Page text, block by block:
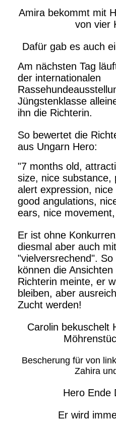
Amira bekommt mit
von vier
Dafür gab es auch
Am nächsten Tag
der internationalen
Jüngstenklasse
ihn die Richterin.
So bewertet die
aus Ungarn Hero:
"7 months old,
size, nice substance,
alert expression, nice
good angulations,
ears, nice
Er ist ohne
diesmal aber auch
"vielversrechend".
können die
Richterin meinte, er
bleiben, aber
Zucht werden!
Carolin bekuschelt
Bescherung für von
Zahira
Hero Ende
Er wird